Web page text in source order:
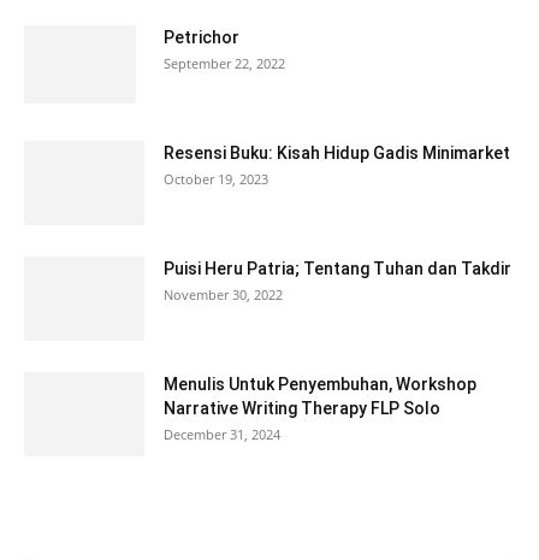
Petrichor
September 22, 2022
Resensi Buku: Kisah Hidup Gadis Minimarket
October 19, 2023
Puisi Heru Patria; Tentang Tuhan dan Takdir
November 30, 2022
Menulis Untuk Penyembuhan, Workshop
Narrative Writing Therapy FLP Solo
December 31, 2024